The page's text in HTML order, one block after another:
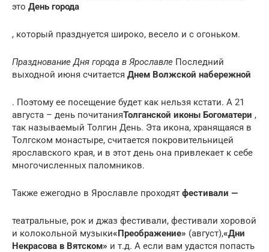
это День города
, который празднуется широко, весело и с огоньком.
Празднование Дня города в Ярославле Последний
выходной июня считается Днем Волжской набережной
. Поэтому ее посещение будет как нельзя кстати. А 21
августа – день почитанияТолганской иконы Богоматери ,
так называемый Толгин День. Эта икона, хранящаяся в
Толгском монастыре, считается покровительницей
ярославского края, и в этот день она привлекает к себе
многочисленных паломников.
Также ежегодно в Ярославле проходят фестивали —
театральные, рок и джаз фестивали, фестивали хоровой
и колокольной музыки«Преображение» (август),«Дни
Некрасова в Вятском» и т.д. А если вам удастся попасть